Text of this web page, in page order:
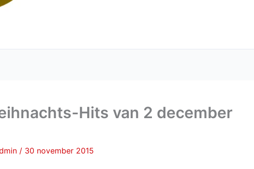
Hits van 2 december
/ 30 november 2015